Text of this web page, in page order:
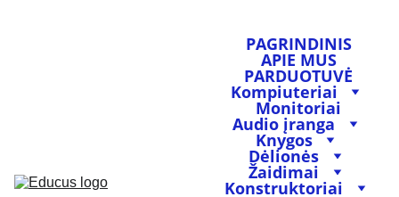
PAGRINDINIS
APIE MUS
PARDUOTUVĖ
Kompiuteriai
Monitoriai
Audio įranga
Knygos
Dėlionės
Žaidimai
Konstruktoriai